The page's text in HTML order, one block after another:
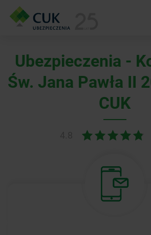
Ubezpieczenia -
Św. Jana Pawła II
CUK